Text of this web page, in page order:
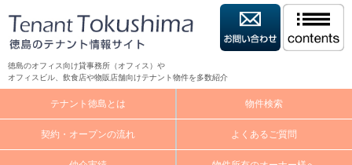
徳島のオフィス向け貸事務所（オフィス）や
オフィスビル、飲食店や物販店舗向けテナント物件を多数紹介
テナント徳島とは 物件検索
契約・オープンの流れ よくあるご質問